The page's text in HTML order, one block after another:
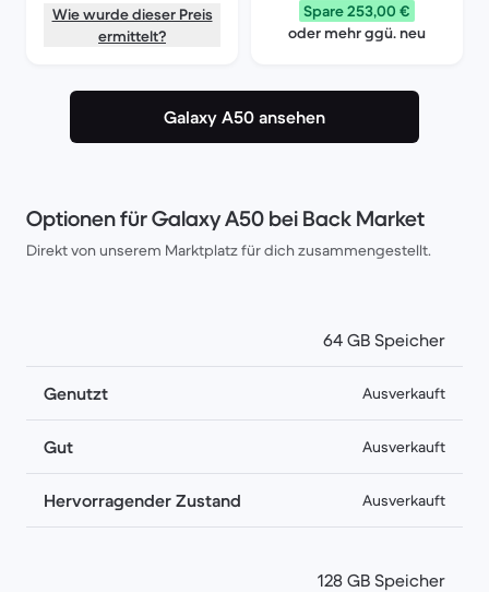
Wie wurde dieser Preis
ermittelt?
Spare 253,00 €
oder mehr ggü. neu
Galaxy A50 ansehen
Optionen für Galaxy A50 bei Back Market
Direkt von unserem Marktplatz für dich zusammengestellt.
64 GB Speicher
Genutzt Ausverkauft
Gut Ausverkauft
Hervorragender Zustand Ausverkauft
128 GB Speicher